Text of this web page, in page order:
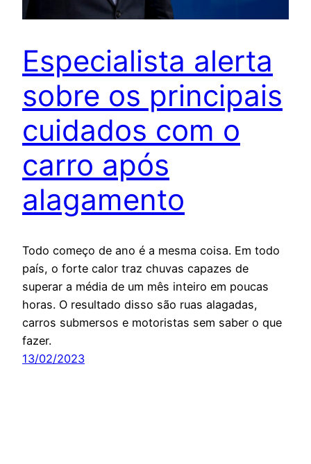
Especialista alerta
sobre os principais
cuidados com o
carro após
alagamento
Todo começo de ano é a mesma coisa. Em todo
país, o forte calor traz chuvas capazes de
superar a média de um mês inteiro em poucas
horas. O resultado disso são ruas alagadas,
carros submersos e motoristas sem saber o que
fazer.
13/02/2023